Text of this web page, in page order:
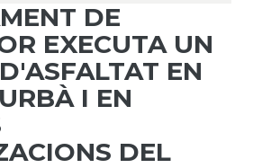
DE
EXECUTA UN
EN
I EN
DEL